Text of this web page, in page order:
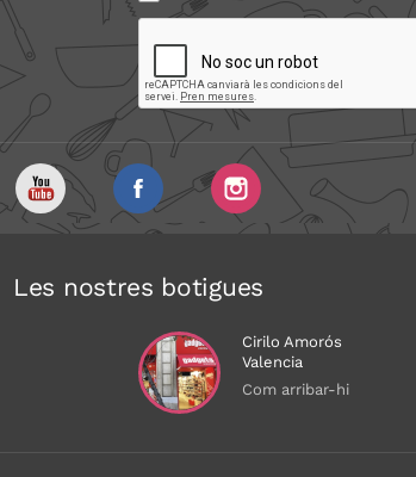
Les nostres botigues
Cirilo Amorós
Valencia
Com arribar-hi